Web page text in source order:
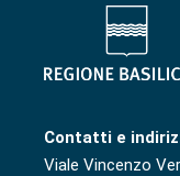
Contatti e
Viale Vincenzo